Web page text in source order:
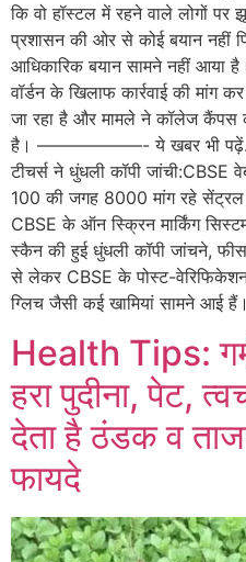
कि वो हॉस्टल में रहने वाले लोगों पर
प्रशासन की ओर से कोई बयान
आधिकारिक बयान सामने नहीं आया
वॉर्डन के खिलाफ कार्रवाई की मांग
जा रहा है और मामले ने कॉलेज कैंपस
है। ——————- ये खबर भी पढ़ें…
टीचर्स ने धुंधली कॉपी जांची:CBSE
100 की जगह 8000 मांग रहे
CBSE के ऑन स्क्रिन मार्किंग
स्कैन की हुई धुंधली कॉपी जांचने,
से लेकर CBSE के पोस्ट-
ग्लिच जैसी कई खामियां सामने आई
Health Tips:
हरा पुदीना, पेट,
देता है ठंडक व
फायदे